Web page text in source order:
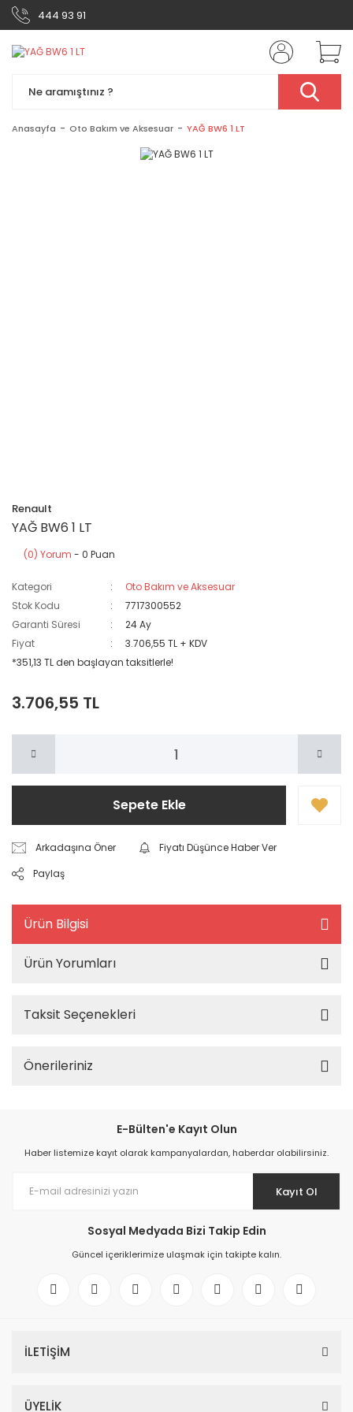
444 93 91
Anasayfa Oto Bakım ve Aksesuar YAĞ BW6 1 LT
Renault
YAĞ BW6 1 LT
(0) Yorum - 0 Puan
Kategori
Oto Bakım ve Aksesuar
Stok Kodu
7717300552
Garanti Süresi
24 Ay
Fiyat
3.706,55 TL + KDV
*351,13 TL den başlayan taksitlerle!
3.706,55 TL
Sepete Ekle
Arkadaşına Öner
Fiyatı Düşünce Haber Ver
Paylaş
Ürün Bilgisi
Ürün Yorumları
Taksit Seçenekleri
Önerileriniz
E-Bülten'e Kayıt Olun
Haber listemize kayıt olarak kampanyalardan, haberdar olabilirsiniz.
Kayıt Ol
Sosyal Medyada Bizi Takip Edin
Güncel içeriklerimize ulaşmak için takipte kalın.
İLETİŞİM
ÜYELİK